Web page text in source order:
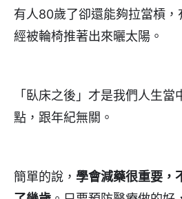
有人80歲了卻還能夠拉當槓
經被輪椅推著出來曬太陽。
「臥床之後」才是我們人生
點，跟年紀無關。
簡單的說， 學會減藥很重要，